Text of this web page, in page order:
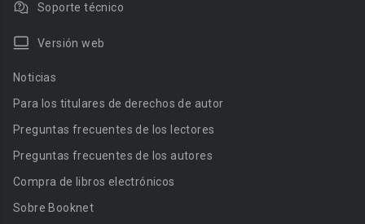
Soporte técnico
Versión web
Noticias
Para los titulares de derechos de autor
Preguntas frecuentes de los lectores
Preguntas frecuentes de los autores
Compra de libros electrónicos
Sobre Booknet